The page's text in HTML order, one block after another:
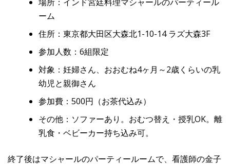
ーム
住所：東京都大田区大森北1-10-14 ラズ大森3F
参加人数：6組限定
対象：妊婦さん、おおむね4ヶ月～2歳くらいの乳
幼児と親御さん
参加費：500円（お茶代込み）
その他：ソファーあり。おむつ替え・授乳OK。離
乳食・ベビーカー持ち込み可。
終了後はマシャールのパーティールームで、看護師の金子